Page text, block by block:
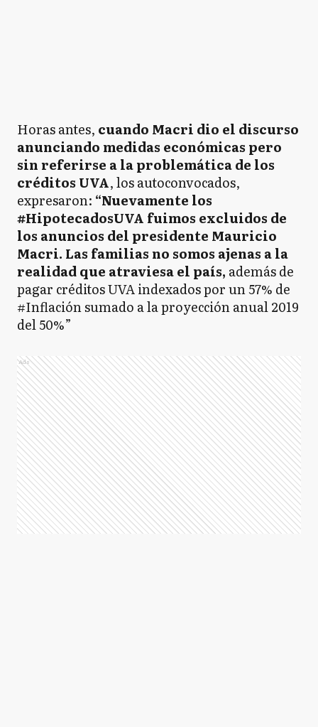
Horas antes, cuando Macri dio el discurso
anunciando medidas económicas pero
sin referirse a la problemática de los
créditos UVA, los autoconvocados,
expresaron: “Nuevamente los
#HipotecadosUVA fuimos excluidos de
los anuncios del presidente Mauricio
Macri. Las familias no somos ajenas a la
realidad que atraviesa el país, además de
pagar créditos UVA indexados por un 57% de
#Inflación sumado a la proyección anual 2019
del 50%”
Ads